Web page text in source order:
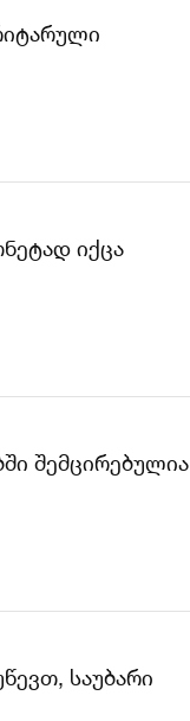
იქცა
შემცირებულია
საუბარი